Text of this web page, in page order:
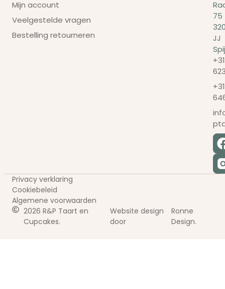
Mijn account
Veelgestelde vragen
Bestelling retourneren
75
JJ
2026 R&P Taart en
Cupcakes.
Website design
door
Ronne
Design.
Privacy verklaring
Cookiebeleid
Algemene voorwaarden